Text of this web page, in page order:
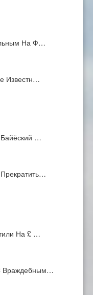
На Ф…
Известн…
Байёский …
На £ …
Враждебным…